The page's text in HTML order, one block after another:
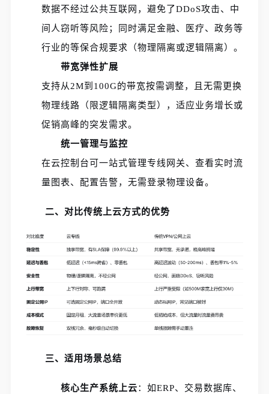
数据不经过公共互联网，避免了DDoS攻击、中
间人窃听等风险；同时满足金融、医疗、政务等
行业的等保合规要求（物理隔离或逻辑隔离）。
带宽弹性扩展
支持从2M到100G的带宽按需调整，且无需更换
物理线路（限逻辑隔离类型），适应业务增长或
促销高峰的突发需求。
统一管理与监控
在云控制台可一站式管理专线网关、查看实时流
量图表、配置告警，无需登录物理设备。
二、对比传统上云方式的优势
三、适用场景总结
核心生产系统上云：如ERP、交易数据库、